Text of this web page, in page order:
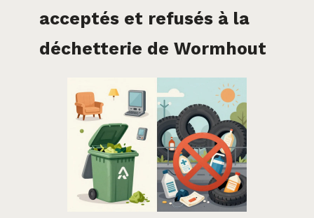
acceptés et refusés à la
déchetterie de Wormhout